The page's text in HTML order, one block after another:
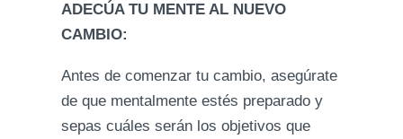
ADECÚA TU MENTE AL NUEVO
CAMBIO:
Antes de comenzar tu cambio, asegúrate
de que mentalmente estés preparado y
sepas cuáles serán los objetivos que